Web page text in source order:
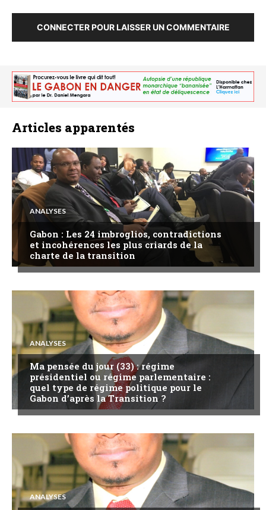
CONNECTER POUR LAISSER UN COMMENTAIRE
Articles apparentés
ANALYSES
Gabon : Les 24 imbroglios, contradictions
et incohérences les plus criards de la
charte de la transition
ANALYSES
Ma pensée du jour (33) : régime
présidentiel ou régime parlementaire :
quel type de régime politique pour le
Gabon d’après la Transition ?
ANALYSES